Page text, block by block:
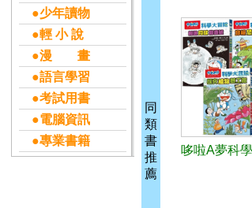
●少年讀物
●輕 小 說
●漫 畫
●語言學習
●考試用書
●電腦資訊
●專業書籍
同
類
書
推
薦
哆啦A夢科